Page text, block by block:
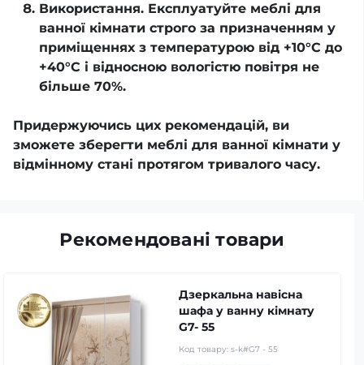
Використання. Експлуатуйте меблі для
ванної кімнати строго за призначенням у
приміщеннях з температурою від +10°С до
+40°С і відносною вологістю повітря не
більше 70%.
Придержуючись цих рекомендацій, ви
зможете зберегти меблі для ванної кімнати у
відмінному стані протягом тривалого часу.
Рекомендовані товари
Дзеркальна навісна
шафа у ванну кімнату
G7- 55
Код товару: s-k#G7 - 55